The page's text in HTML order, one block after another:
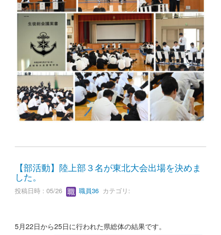
【部活動】陸上部３名が東北大会出場を決めま
した。
投稿日時 : 05/26 職員36 カテゴリ:
5月22日から25日に行われた県総体の結果です。